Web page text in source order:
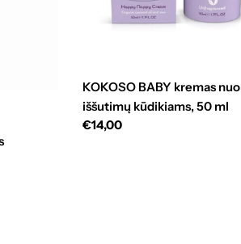
KOKOSO BABY kremas nuo
iššutimų kūdikiams, 50 ml
Standartinė
€14,00